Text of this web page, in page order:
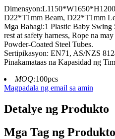
D22*T1mm Beam, D22*T1mm
Mga Bahagi:1 Plastic Baby Swing
rest at safety harness, Rope na
Powder-Coated Steel Tubes.
Sertipikasyon: EN71, AS/NZS
Pinakamataas na Kapasidad ng
MOQ:100pcs
Magpadala ng email sa amin
Detalye ng Produkto
Mga Tag ng Produkto